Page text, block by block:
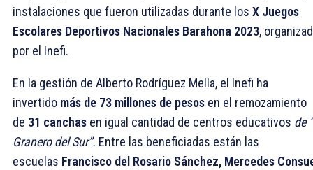
instalaciones que fueron utilizadas durante los X Juegos
Escolares Deportivos Nacionales Barahona 2023,
por el Inefi.
En la gestión de Alberto Rodríguez Mella, el Inefi ha
invertido más de 73 millones de pesos en el remozamiento
de 31 canchas en igual cantidad de centros educativos de
Granero del Sur”. Entre las beneficiadas están las
escuelas Francisco del Rosario Sánchez, Mercedes